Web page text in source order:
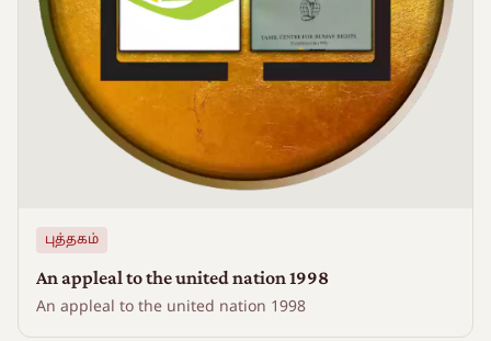
புத்தகம்
An appleal to the united nation 1998
An appleal to the united nation 1998